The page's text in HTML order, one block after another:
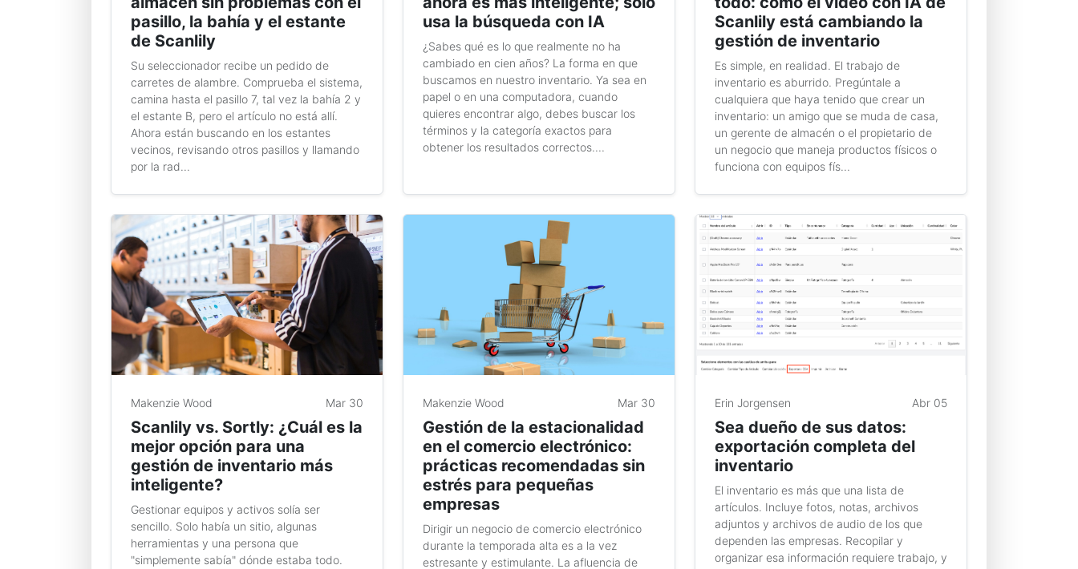
pasillo, la bahía y el estante
de Scanlily
Su seleccionador recibe un pedido de
carretes de alambre. Comprueba el sistema,
camina hasta el pasillo 7, tal vez la bahía 2 y
el estante B, pero el artículo no está allí.
Ahora están buscando en los estantes
vecinos, revisando otros pasillos y llamando
por la rad...
usa la búsqueda con IA
¿Sabes qué es lo que realmente no ha
cambiado en cien años? La forma en que
buscamos en nuestro inventario. Ya sea en
papel o en una computadora, cuando
quieres encontrar algo, debes buscar los
términos y la categoría exactos para
obtener los resultados correctos....
Scanlily está cambiando la
gestión de inventario
Es simple, en realidad. El trabajo de
inventario es aburrido. Pregúntale a
cualquiera que haya tenido que crear un
inventario: un amigo que se muda de casa,
un gerente de almacén o el propietario de
un negocio que maneja productos físicos o
funciona con equipos fís...
Makenzie Wood Mar 30
Scanlily vs. Sortly: ¿Cuál es la
mejor opción para una
gestión de inventario más
inteligente?
Gestionar equipos y activos solía ser
sencillo. Solo había un sitio, algunas
herramientas y una persona que
"simplemente sabía" dónde estaba todo.
Makenzie Wood Mar 30
Gestión de la estacionalidad
en el comercio electrónico:
prácticas recomendadas sin
estrés para pequeñas
empresas
Dirigir un negocio de comercio electrónico
durante la temporada alta es a la vez
estresante y estimulante. La afluencia de
Erin Jorgensen Abr 05
Sea dueño de sus datos:
exportación completa del
inventario
El inventario es más que una lista de
artículos. Incluye fotos, notas, archivos
adjuntos y archivos de audio de los que
dependen las empresas. Recopilar y
organizar esa información requiere trabajo, y